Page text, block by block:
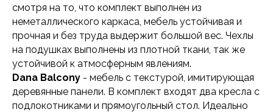
смотря на то, что комплект выполнен из
неметаллического каркаса, мебель устойчивая и
прочная и без труда выдержит большой вес. Чехлы
на подушках выполнены из плотной ткани, так же
устойчивой к атмосферным явлениям.
Dana Balcony - мебель с текстурой, имитирующая
деревянные панели. В комплект входят два кресла с
подлокотниками и прямоугольный стол. Идеально